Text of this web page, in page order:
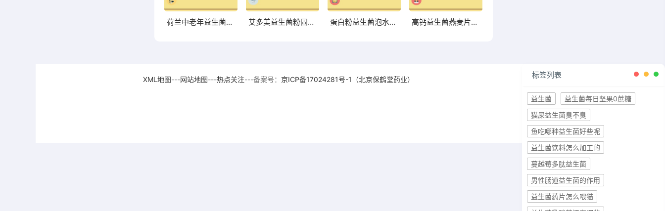
荷兰中老年益生菌奶粉高硒 助力中老年健康的优质选择 艾多美益生菌粉固体助力肠道健康提升的理想选择 蛋白粉益生菌泡水好还是干吃好两者有何区别 高钙益生菌燕麦片能否成为你增肥的新宠？点击了解
标签列表
益生菌
益生菌每日坚果0蔗糖
猫屎益生菌臭不臭
鱼吃哪种益生菌好些呢
益生菌饮料怎么加工的
蔓越莓多肽益生菌
男性肠道益生菌的作用
益生菌药片怎么喂猫
XML地图---网站地图---热点关注---备案号： 京ICP备17024281号-1（北京保鹤堂药业）